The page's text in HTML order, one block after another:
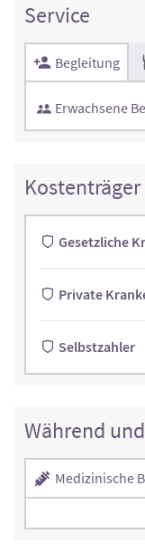
Service
Begleitung
Erwachsene
Gesetzliche
Private
Selbstzahler
Während
Medizinische